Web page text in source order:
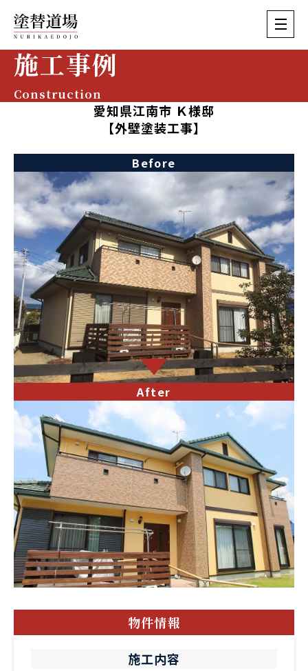
施工事例
Construction
愛知県江南市 Ｋ様邸
【外壁塗装工事】
Before
After
物件情報
施工内容